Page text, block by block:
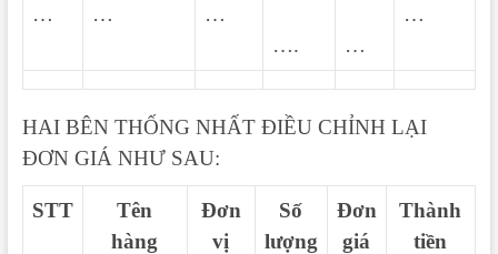
… …
…
….
…
…
HAI BÊN THỐNG NHẤT ĐIỀU CHỈNH LẠI
ĐƠN GIÁ NHƯ SAU:
STT
Tên
hàng
Đơn
vị
Số
lượng
Đơn
giá
Thành
tiền